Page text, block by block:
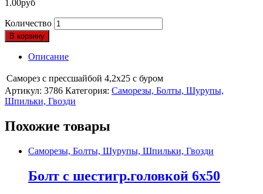
1.00руб
Количество
В корзину
Описание
Саморез с прессшайбой 4,2х25 с буром
Артикул: 3786 Категория: Саморезы, Болты, Шурупы,
Шпильки, Гвозди
Похожие товары
Саморезы, Болты, Шурупы, Шпильки, Гвозди
Болт с шестигр.головкой 6х50